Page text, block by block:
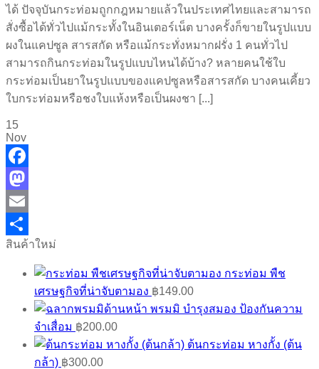
ได้ ปัจจุบันกระท่อมถูกกฎหมายแล้วในประเทศไทยและสามารถ
สั่งซื้อได้ทั่วไปแม้กระทั้งในอินเตอร์เน็ต บางครั้งก็ขายในรูปแบบ
ผงในแคปซูล สารสกัด หรือแม้กระทั่งหมากฝรั่ง 1 คนทั่วไป
สามารถกินกระท่อมในรูปแบบไหนได้บ้าง? หลายคนใช้ใบ
กระท่อมเป็นยาในรูปแบบของแคปซูลหรือสารสกัด บางคนเคี้ยว
ใบกระท่อมหรือชงใบแห้งหรือเป็นผงชา [...]
15
Nov
Facebook
Mastodon
Email
Share
สินค้าใหม่
กระท่อม พืช
เศรษฐกิจที่น่าจับตามอง ฿149.00
พรมมิ บำรุงสมอง ป้องกันความ
จำเสื่อม ฿200.00
ต้นกระท่อม หางกั้ง (ต้น
กล้า) ฿300.00